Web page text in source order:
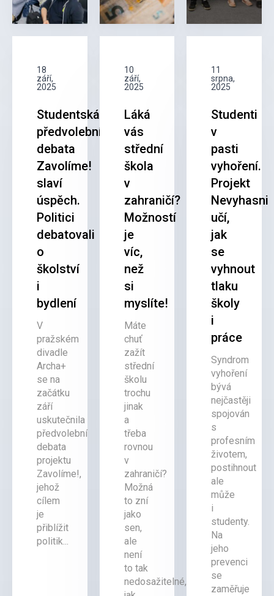
18
září,
2025
Studentská
předvolební
debata
Zavolíme!
slaví
úspěch.
Politici
debatovali
o
školství
i
bydlení
V
pražském
divadle
Archa+
se na
začátku
září
uskutečnila
předvolební
debata
projektu
Zavolíme!,
jehož
cílem
je
přiblížit
politik...
10
září,
2025
Láká
vás
střední
škola
v
zahraničí?
Možností
je
víc,
než
si
myslíte!
Máte
chuť
zažít
střední
školu
trochu
jinak
a
třeba
rovnou
v
zahraničí?
Možná
to zní
jako
sen,
ale
není
to tak
nedosažitelné,
11
srpna,
2025
Studenti
v
pasti
vyhoření.
Projekt
Nevyhasni
učí,
jak
se
vyhnout
tlaku
školy
i
práce
Syndrom
vyhoření
bývá
nejčastěji
spojován
s
profesním
životem,
postihnout
ale
může
i
studenty.
Na
jeho
prevenci
se
zaměřuje